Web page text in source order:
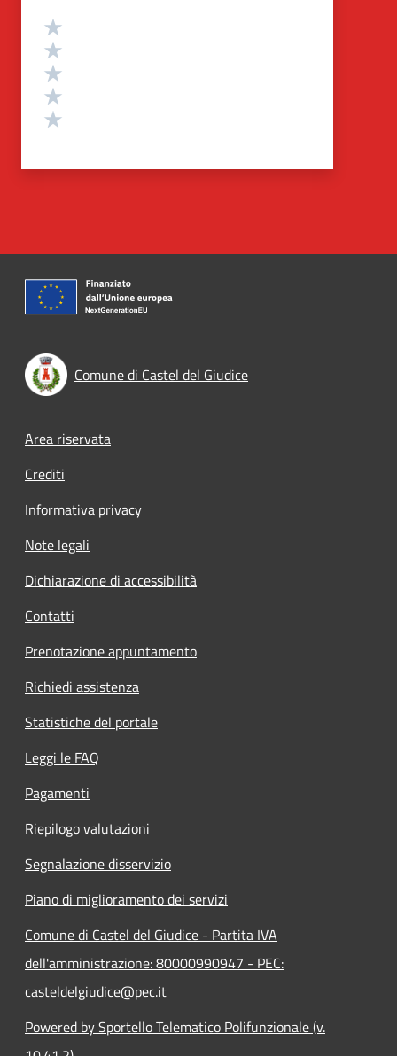
Valutazione
Comune di Castel del Giudice
Footer menu
Area riservata
Crediti
Informativa privacy
Note legali
Dichiarazione di accessibilità
Contatti
Prenotazione appuntamento
Richiedi assistenza
Statistiche del portale
Leggi le FAQ
Pagamenti
Riepilogo valutazioni
Segnalazione disservizio
Piano di miglioramento dei servizi
Comune di Castel del Giudice - Partita IVA
dell'amministrazione: 80000990947 - PEC:
casteldelgiudice@pec.it
Powered by Sportello Telematico Polifunzionale (v.